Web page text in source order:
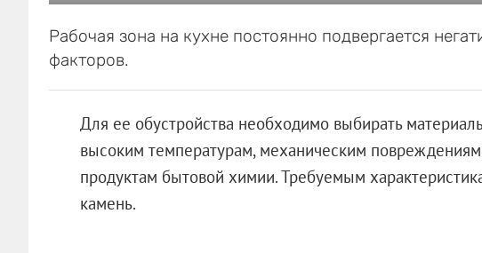
Рабочая зона на кухне постоянно подвергается
факторов.
Для ее обустройства необходимо выбирать
высоким температурам, механическим
продуктам бытовой химии. Требуемым
камень.